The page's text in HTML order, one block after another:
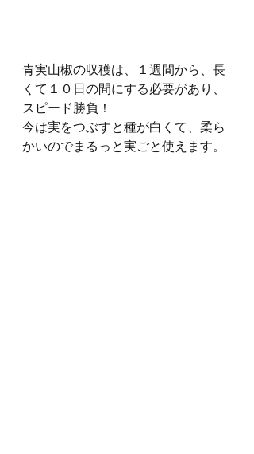
青実山椒の収穫は、１週間から、長
くて１０日の間にする必要があり、
スピード勝負！
今は実をつぶすと種が白くて、柔ら
かいのでまるっと実ごと使えます。